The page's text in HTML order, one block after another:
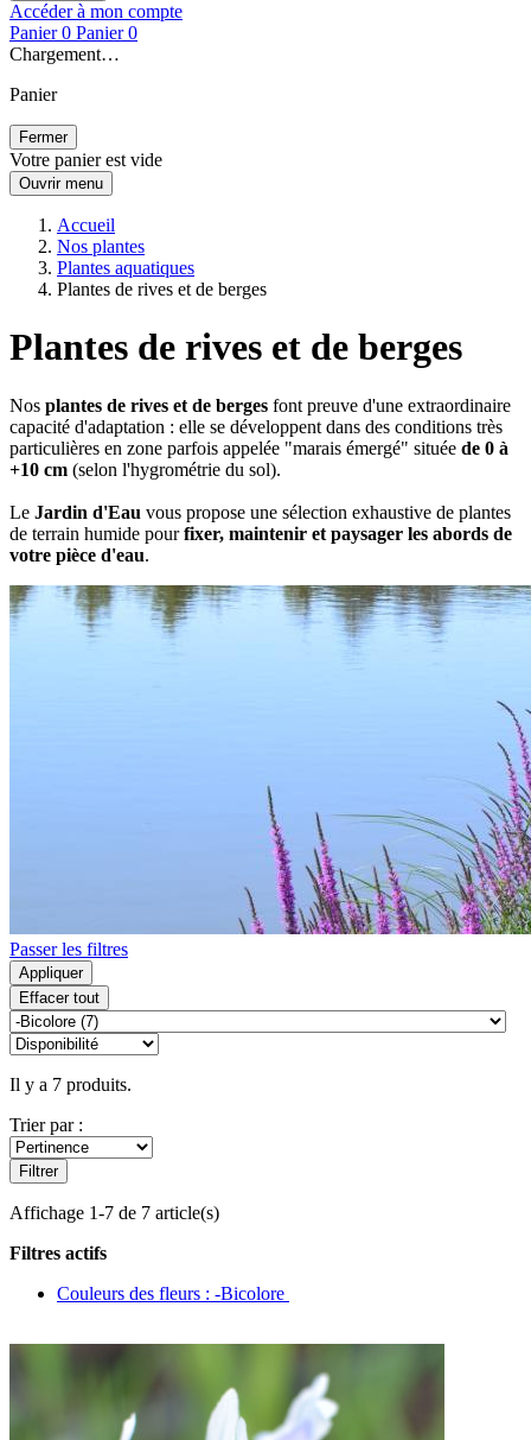
Accéder à mon compte
Panier 0 Panier 0
Chargement…
Panier
Fermer
Votre panier est vide
Ouvrir menu
Accueil
Nos plantes
Plantes aquatiques
Plantes de rives et de berges
Plantes de rives et de berges
Nos plantes de rives et de berges font preuve d'une extraordinaire
capacité d'adaptation : elle se développent dans des conditions très
particulières en zone parfois appelée "marais émergé" située de 0 à
+10 cm (selon l'hygrométrie du sol).
Le Jardin d'Eau vous propose une sélection exhaustive de plantes
de terrain humide pourfixer, maintenir et paysager les abords de
votre pièce d'eau.
Passer les filtres
Appliquer
Effacer tout
Il y a 7 produits.
Trier par :
Filtrer
Affichage 1-7 de 7 article(s)
Filtres actifs
Couleurs des fleurs : -Bicolore